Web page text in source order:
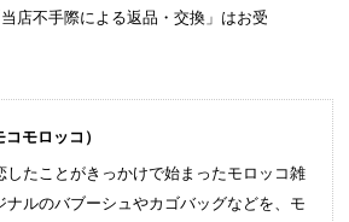
店不手際による返品・交換」はお受
モロッコ）
したことがきっかけで始まったモロッコ雑
ナルのバブーシュやカゴバッグなどを、モ